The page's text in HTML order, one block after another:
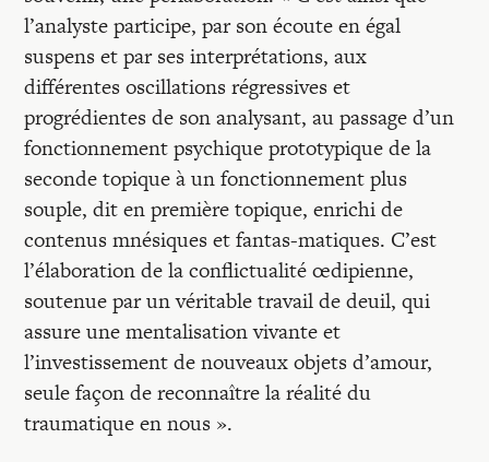
l’analyste participe, par son écoute en égal
suspens et par ses interprétations, aux
différentes oscillations régressives et
progrédientes de son analysant, au passage d’un
fonctionnement psychique prototypique de la
seconde topique à un fonctionnement plus
souple, dit en première topique, enrichi de
contenus mnésiques et fantas-matiques. C’est
l’élaboration de la conflictualité œdipienne,
soutenue par un véritable travail de deuil, qui
assure une mentalisation vivante et
l’investissement de nouveaux objets d’amour,
seule façon de reconnaître la réalité du
traumatique en nous ».